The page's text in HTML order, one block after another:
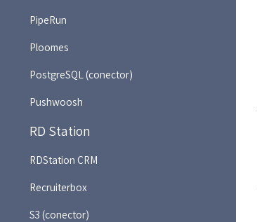
PipeRun
Ploomes
PostgreSQL (conector)
Pushwoosh
RD Station
RDStation CRM
Recruiterbox
S3 (conector)